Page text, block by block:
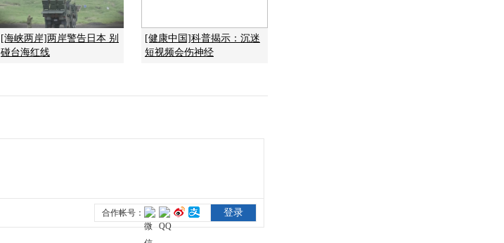
[海峡两岸]两岸警告日本 别
碰台海红线
[健康中国]科普揭示：沉迷
短视频会伤神经